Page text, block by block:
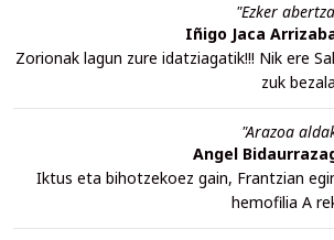
"Ezker
Iñigo Jaca
Zorionak lagun zure idatziagatik!!! Nik ere
zuk
"Arazoa
Angel
Iktus eta bihotzekoez gain, Frantzian
hemofilia A